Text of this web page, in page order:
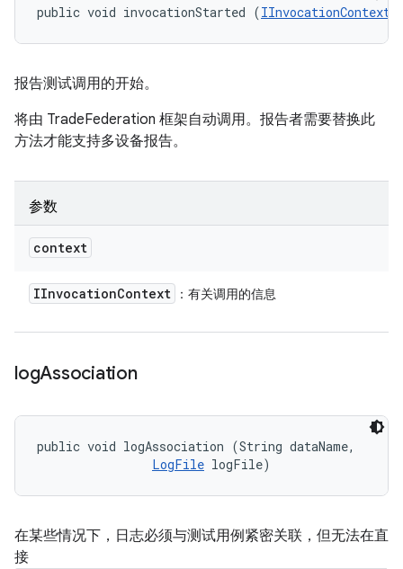
public void invocationStarted (IInvocationContext
报告测试调用的开始。
将由 TradeFederation 框架自动调用。报告者需要替换此
方法才能支持多设备报告。
参数
context
IInvocationContext ：有关调用的信息
logAssociation
public void logAssociation (String dataName,
LogFile logFile)
在某些情况下，日志必须与测试用例紧密关联，但无法在直
接